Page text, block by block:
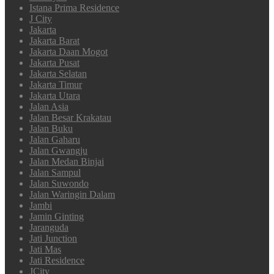
Istana Prima Residence
J City
Jakarta
Jakarta Barat
Jakarta Daan Mogot
Jakarta Pusat
Jakarta Selatan
Jakarta Timur
Jakarta Utara
Jalan Asia
Jalan Besar Krakatau
Jalan Buku
Jalan Gaharu
Jalan Gwangju
Jalan Medan Binjai
Jalan Sampul
Jalan Suwondo
Jalan Waringin Dalam
Jambi
Jamin Ginting
Jaranguda
Jati Junction
Jati Mas
Jati Residence
JCity